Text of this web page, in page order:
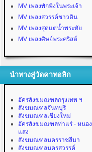
MV เพลงพักพิงในพระเจ้า
MV เพลงสวรรค์ชาวดิน
MV เพลงสุดแต่น้ำพระทัย
MV เพลงศิษย์พระคริสต์
นำทางสู่วัดคาทอลิก
อัครสังฆมณฑลกรุงเทพ ฯ
สังฆมณฑลจันทบุรี
สังฆมณฑลเชียงใหม่
อัครสังฆมณฑลท่าแร่ - หนอง
แสง
สังฆมณฑลนครราชสีมา
สังฆมณฑลนครสวรรค์